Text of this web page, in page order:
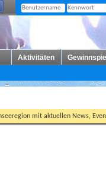
Aktivitäten
mit aktuellen News,